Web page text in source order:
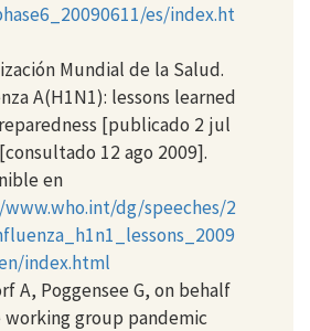
es/index.ht
Mundial de la Salud.
A(H1N1): lessons learned
[publicado 2 jul
12 ago 2009].
en
dg/speeches/2
index.html
A, Poggensee G, on behalf
group pandemic